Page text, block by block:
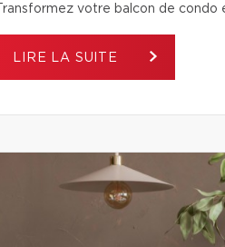
Transformez votre balcon de
LIRE LA SUITE